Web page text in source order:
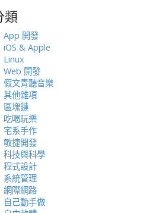
類
App 開發
iOS & Apple
Linux
Web 開發
假文青聽音樂
其他雜項
區塊鏈
吃喝玩樂
宅系手作
敏捷開發
科技與科學
程式設計
系統管理
網際網路
自己動手做